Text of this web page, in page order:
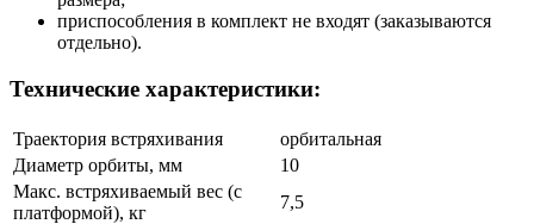
приспособления в комплект не входят (заказываются
отдельно).
Технические характеристики:
Траектория встряхивания
орбитальная
Диаметр орбиты, мм
10
Макс. встряхиваемый вес (с
платформой), кг
7,5